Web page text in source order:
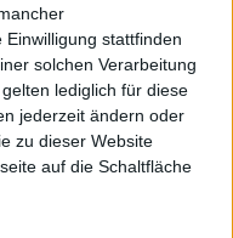
stattfinden
solchen Verarbeitung
lediglich für diese
jederzeit ändern oder
zu dieser Website
auf die Schaltfläche
unser Review-Archiv mit